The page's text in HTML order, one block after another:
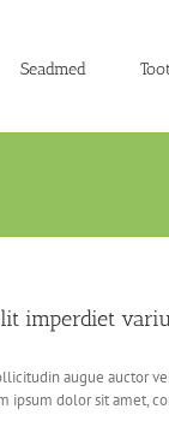
Seadmed
imperdiet
augue auctor
ipsum dolor sit amet,